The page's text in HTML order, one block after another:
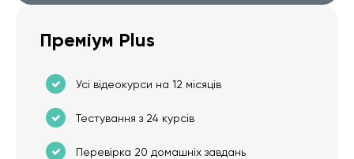
Преміум Plus
Усі відеокурси на 12 місяців
Тестування з 24 курсів
Перевірка 20 домашніх завдань